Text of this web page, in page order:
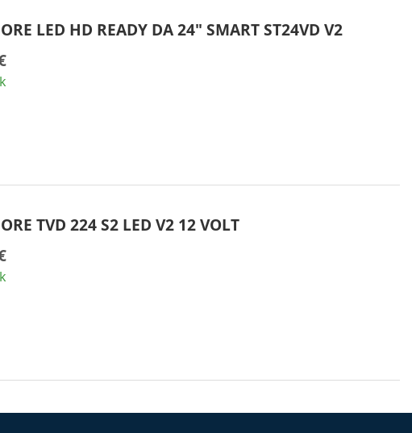
LED HD READY DA 24" SMART ST24VD V2
TVD 224 S2 LED V2 12 VOLT